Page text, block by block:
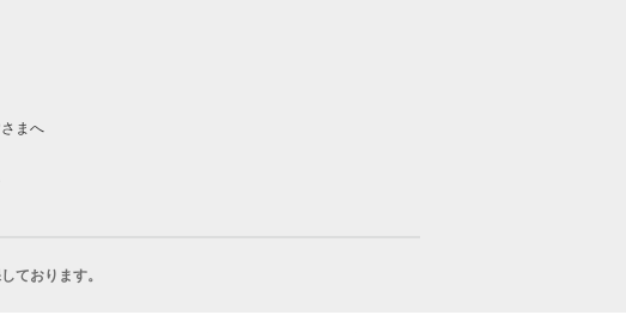
まへ
ております。